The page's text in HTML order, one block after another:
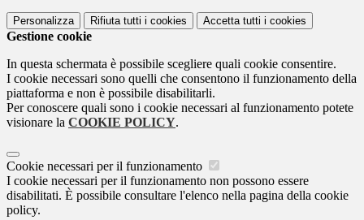
Personalizza Rifiuta tutti i cookies Accetta tutti i cookies
Gestione cookie
In questa schermata è possibile scegliere quali cookie consentire.
I cookie necessari sono quelli che consentono il funzionamento della
piattaforma e non è possibile disabilitarli.
Per conoscere quali sono i cookie necessari al funzionamento potete
visionare la COOKIE POLICY.
Cookie necessari per il funzionamento
I cookie necessari per il funzionamento non possono essere
disabilitati. È possibile consultare l'elenco nella pagina della cookie
policy.